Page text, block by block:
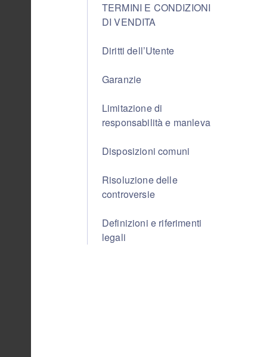
TERMINI E CONDIZIONI
DI VENDITA
Diritti dell’Utente
Garanzie
Limitazione di
responsabilità e manleva
Disposizioni comuni
Risoluzione delle
controversie
Definizioni e riferimenti
legali